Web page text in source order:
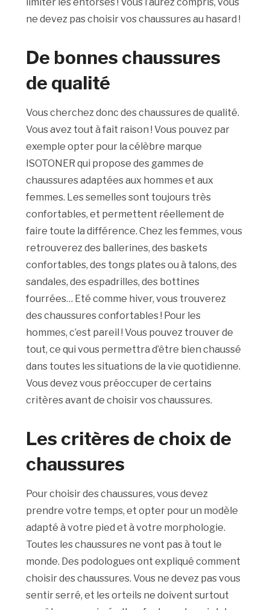
ne devez pas choisir vos chaussures au hasard !
De bonnes chaussures
de qualité
Vous cherchez donc des chaussures de qualité.
Vous avez tout à fait raison ! Vous pouvez par
exemple opter pour la célèbre marque
ISOTONER qui propose des gammes de
chaussures adaptées aux hommes et aux
femmes. Les semelles sont toujours très
confortables, et permettent réellement de
faire toute la différence. Chez les femmes, vous
retrouverez des ballerines, des baskets
confortables, des tongs plates ou à talons, des
sandales, des espadrilles, des bottines
fourrées… Eté comme hiver, vous trouverez
des chaussures confortables ! Pour les
hommes, c’est pareil ! Vous pouvez trouver de
tout, ce qui vous permettra d’être bien chaussé
dans toutes les situations de la vie quotidienne.
Vous devez vous préoccuper de certains
critères avant de choisir vos chaussures.
Les critères de choix de
chaussures
Pour choisir des chaussures, vous devez
prendre votre temps, et opter pour un modèle
adapté à votre pied et à votre morphologie.
Toutes les chaussures ne vont pas à tout le
monde. Des podologues ont expliqué comment
choisir des chaussures. Vous ne devez pas vous
sentir serré, et les orteils ne doivent surtout